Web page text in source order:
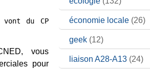
du CP
vous
pour
économie locale (26)
geek (12)
liaison A28-A13 (24)